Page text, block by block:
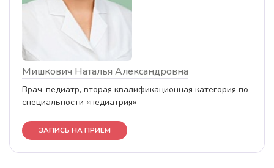
Мишкович Наталья Александровна
Врач-педиатр, вторая квалификационная категория по
специальности «педиатрия»
ЗАПИСЬ НА ПРИЕМ